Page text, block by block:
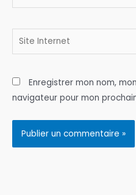
Site
Internet
Enregistrer mon nom,
navigateur pour mon